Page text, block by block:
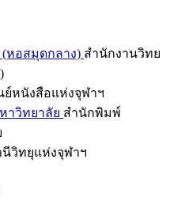
หอสมุดกลาง) สำนักงานวิทย
ย์หนังสือแห่งจุฬาฯ
าวิทยาลัย สำนักพิมพ์
นีวิทยุแห่งจุฬาฯ